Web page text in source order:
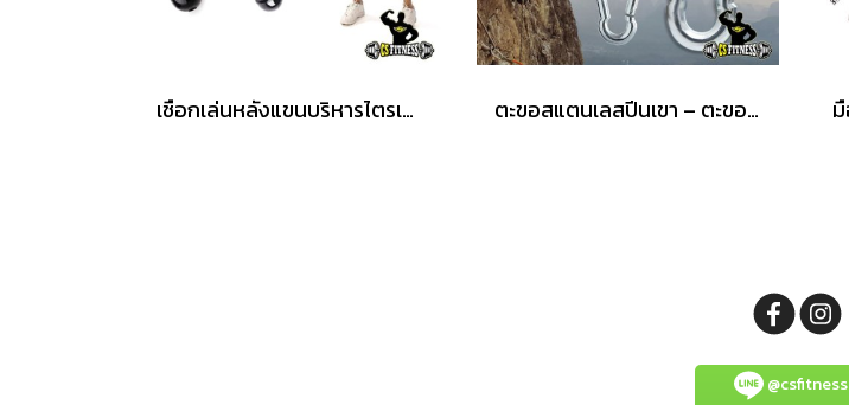
เชือกเล่นหลังแขนบริหารไตรเซป - Tricept Rope ตะขอสแตนเลสปีนเขา – ตะขอเกี่ยวอุปกรณ์ Home Gym
@csfitness